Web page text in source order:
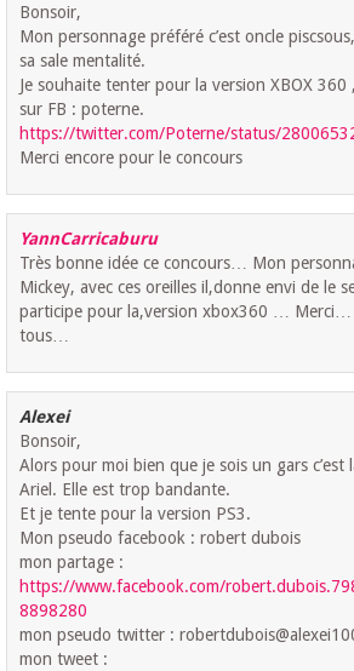
Bonsoir,
Mon personnage préféré c’est oncle
sa sale mentalité.
Je souhaite tenter pour la version XBOX 360
sur FB : poterne.
https://twitter.com/Poterne/status/
Merci encore pour le concours
YannCarricaburu
Très bonne idée ce concours… Mon
Mickey, avec ces oreilles il,donne envi de le
participe pour la,version xbox360 … Merci…
tous…
Alexei
Bonsoir,
Alors pour moi bien que je sois un gars c’est
Ariel. Elle est trop bandante.
Et je tente pour la version PS3.
Mon pseudo facebook : robert dubois
mon partage :
https://www.facebook.com/
8898280
mon pseudo twitter :
mon tweet :